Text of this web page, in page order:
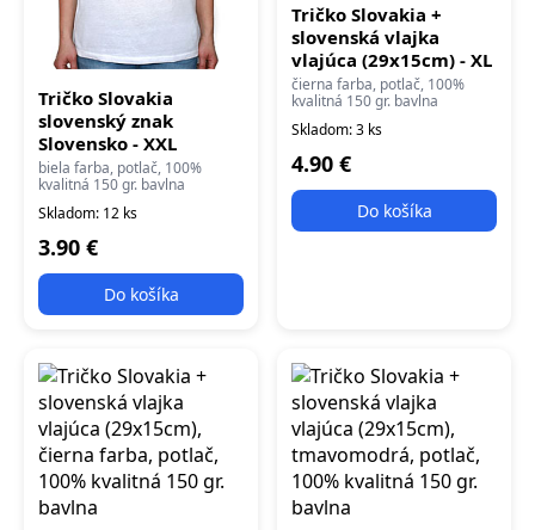
Tričko Slovakia
slovenský znak
Slovensko - XXL
biela farba, potlač, 100%
kvalitná 150 gr. bavlna
Skladom: 12 ks
3.90 €
Do košíka
Tričko Slovakia +
slovenská vlajka
vlajúca (29x15cm) - XL
čierna farba, potlač, 100%
kvalitná 150 gr. bavlna
Skladom: 3 ks
4.90 €
Do košíka